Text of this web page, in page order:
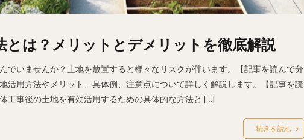
とは？メリットとデメリットを徹底解説
でいませんか？土地を放置すると様々なリスクが伴います。【記事を読んで分
活用方法やメリット、具体例、注意点について詳しく解説します。【記事を読
工事後の土地を有効活用するための具体的な方法と […]
続きを読む